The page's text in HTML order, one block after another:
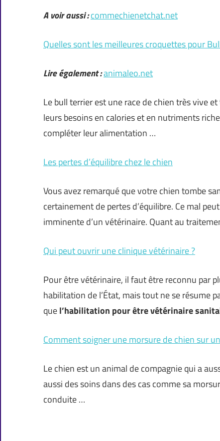
A voir aussi :commechienetchat.net
Quelles sont les meilleures croquettes pour
Lire également :animaleo.net
Le bull terrier est une race de chien très vive
leurs besoins en calories et en nutriments
compléter leur alimentation …
Les pertes d’équilibre chez le chien
Vous avez remarqué que votre chien tombe
certainement de pertes d’équilibre. Ce mal
imminente d’un vétérinaire. Quant au
Qui peut ouvrir une clinique vétérinaire ?
Pour être vétérinaire, il faut être reconnu par
habilitation de l’État, mais tout ne se résume
quel’habilitation pour être vétérinaire
Comment soigner une morsure de chien sur
Le chien est un animal de compagnie qui a
aussi des soins dans des cas comme sa
conduite …